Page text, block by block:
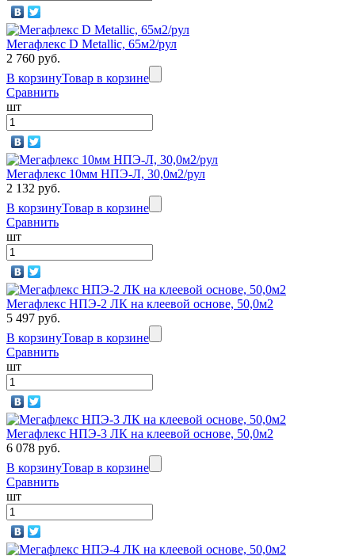
Мегафлекс D Metallic, 65м2/рул
2 760 руб.
В корзинуТовар в корзине
Сравнить
шт
Мегафлекс 10мм НПЭ-Л, 30,0м2/рул
2 132 руб.
В корзинуТовар в корзине
Сравнить
шт
Мегафлекс НПЭ-2 ЛК на клеевой основе, 50,0м2
5 497 руб.
В корзинуТовар в корзине
Сравнить
шт
Мегафлекс НПЭ-3 ЛК на клеевой основе, 50,0м2
6 078 руб.
В корзинуТовар в корзине
Сравнить
шт